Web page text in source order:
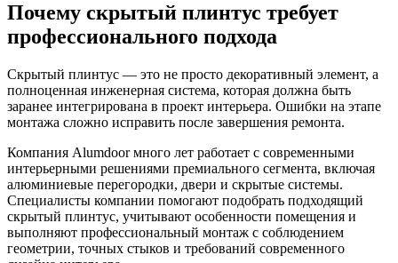
Почему скрытый плинтус требует
профессионального подхода
Скрытый плинтус — это не просто декоративный элемент, а
полноценная инженерная система, которая должна быть
заранее интегрирована в проект интерьера. Ошибки на этапе
монтажа сложно исправить после завершения ремонта.
Компания Alumdoor много лет работает с современными
интерьерными решениями премиального сегмента, включая
алюминиевые перегородки, двери и скрытые системы.
Специалисты компании помогают подобрать подходящий
скрытый плинтус, учитывают особенности помещения и
выполняют профессиональный монтаж с соблюдением
геометрии, точных стыков и требований современного